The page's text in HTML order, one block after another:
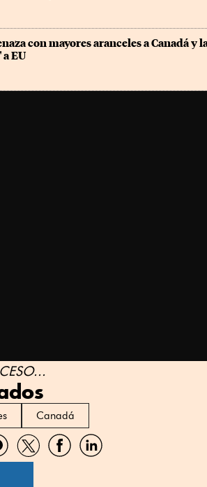
con mayores aranceles a Canadá y
EU
Canadá
Compartir
por
CompartirCompartir